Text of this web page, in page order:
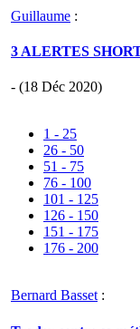
Guillaume :
3 ALERTES
- (18 Déc 2020)
1 - 25
26 - 50
51 - 75
76 - 100
101 - 125
126 - 150
151 - 175
176 - 200
Bernard Basset: